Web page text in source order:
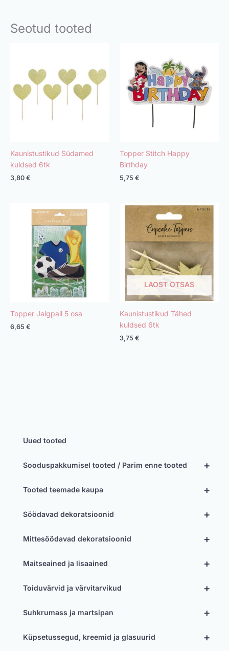
Uued tooted
+
Sooduspakkumisel tooted / Parim enne tooted
+
Tooted teemade kaupa
+
Söödavad dekoratsioonid
+
Mittesöödavad dekoratsioonid
+
Maitseained ja lisaained
+
Toiduvärvid ja värvitarvikud
+
Suhkrumass ja martsipan
+
Küpsetussegud, kreemid ja glasuurid
Seotud tooted
Kaunistustikud Südamed
kuldsed 6tk
3,80 €
Topper Stitch Happy
Birthday
5,75 €
Topper Jalgpall 5 osa
6,65 €
LAOST OTSAS
Kaunistustikud Tähed
kuldsed 6tk
3,75 €